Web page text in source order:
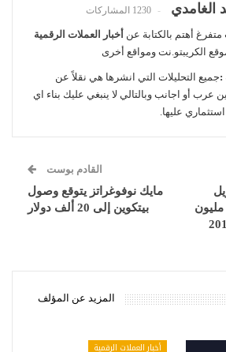
الغامدي 1230 المشاركات
أهتم بالكتابة عن أخبار العملات الرقمية
الكريبتو.نت ومواقع أخرى
:جميع التحليلات التي انشرها هي نقلاً عن
عرب أو اجانب وبالتالي لا ينبغي عليك بناء اي
عليها.
2500BTC قيمتها 28 مليون
القادم بوست
مايك نوفوغراتز يتوقع وصول
بيتكوين إلى 20 ألف دولار
المزيد عن المؤلف
أخبار العملات الرقمية